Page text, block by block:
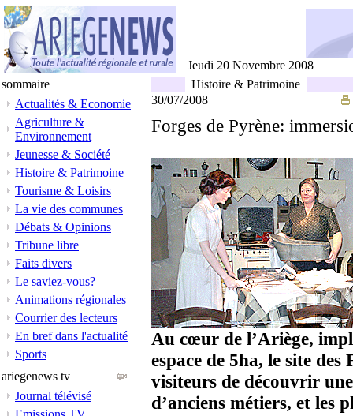
Jeudi 20 Novembre 2008
sommaire
Actualités & Economie
Agriculture &
Environnement
Jeunesse & Société
Histoire & Patrimoine
Tourisme & Loisirs
La vie des communes
Débats & Opinions
Tribune libre
Faits divers
Le saviez-vous?
Animations régionales
Courrier des lecteurs
En bref dans l'actualité
Sports
ariegenews tv
Journal télévisé
Histoire & Patrimoine
30/07/2008
Forges de Pyrène:
Au cœur de l’Ariège,
espace de 5ha, le site des
visiteurs de découvrir
d’anciens métiers, et les